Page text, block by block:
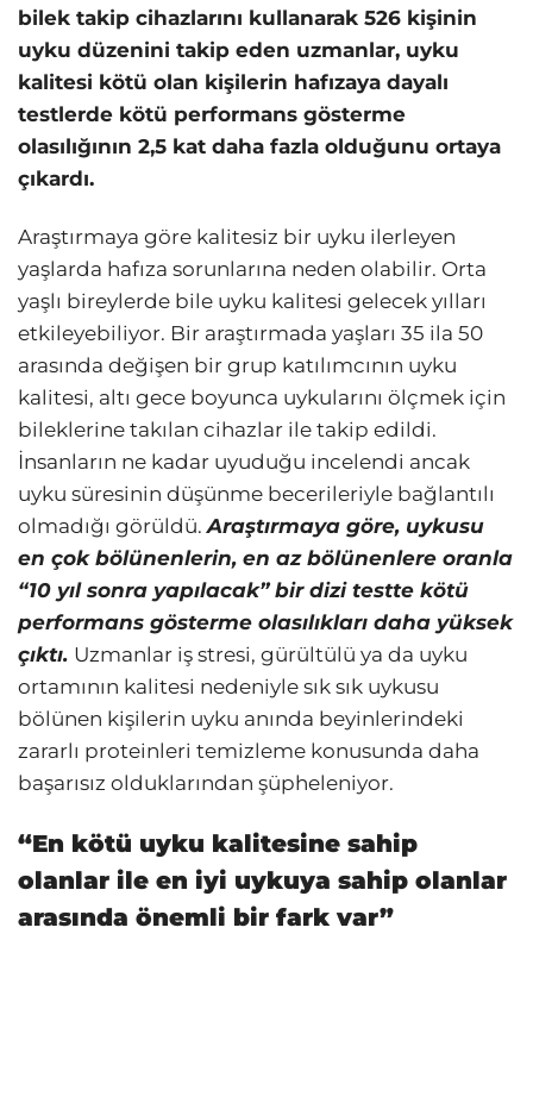
bilek takip cihazlarını kullanarak 526 kişinin
uyku düzenini takip eden uzmanlar, uyku
kalitesi kötü olan kişilerin hafızaya dayalı
testlerde kötü performans gösterme
olasılığının 2,5 kat daha fazla olduğunu ortaya
çıkardı.
Araştırmaya göre kalitesiz bir uyku ilerleyen
yaşlarda hafıza sorunlarına neden olabilir. Orta
yaşlı bireylerde bile uyku kalitesi gelecek yılları
etkileyebiliyor. Bir araştırmada yaşları 35 ila 50
arasında değişen bir grup katılımcının uyku
kalitesi, altı gece boyunca uykularını ölçmek için
bileklerine takılan cihazlar ile takip edildi.
İnsanların ne kadar uyuduğu incelendi ancak
uyku süresinin düşünme becerileriyle bağlantılı
olmadığı görüldü.Araştırmaya göre, uykusu
en çok bölünenlerin, en az bölünenlere oranla
“10 yıl sonra yapılacak” bir dizi testte kötü
performans gösterme olasılıkları daha yüksek
çıktı. Uzmanlar iş stresi, gürültülü ya da uyku
ortamının kalitesi nedeniyle sık sık uykusu
bölünen kişilerin uyku anında beyinlerindeki
zararlı proteinleri temizleme konusunda daha
başarısız olduklarından şüpheleniyor.
“En kötü uyku kalitesine sahip
olanlar ile en iyi uykuya sahip olanlar
arasında önemli bir fark var”